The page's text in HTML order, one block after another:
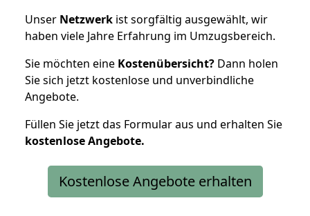
Unser Netzwerk ist sorgfältig ausgewählt, wir
haben viele Jahre Erfahrung im Umzugsbereich.
Sie möchten eine Kostenübersicht? Dann holen
Sie sich jetzt kostenlose und unverbindliche
Angebote.
Füllen Sie jetzt das Formular aus und erhalten Sie
kostenloseAngebote.
Kostenlose Angebote erhalten